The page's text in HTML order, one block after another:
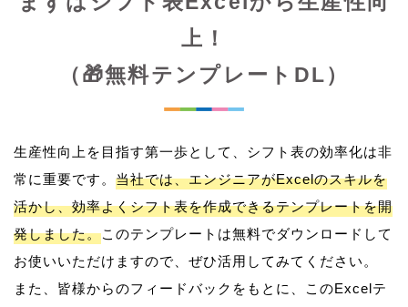
上！
（🎁無料テンプレートDL）
生産性向上を目指す第一歩として、シフト表の効率化は非
常に重要です。 当社では、エンジニアがExcelのスキルを
活かし、効率よくシフト表を作成できるテンプレートを開
発しました。このテンプレートは無料でダウンロードして
お使いいただけますので、ぜひ活用してみてください。
また、皆様からのフィードバックをもとに、このExcelテ